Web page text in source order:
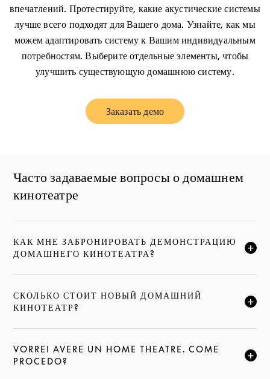
впечатлений. Протестируйте, какие акустические системы
лучше всего подходят для Вашего дома. Узнайте, как мы
можем адаптировать систему к Вашим индивидуальным
потребностям. Выберите отдельные элементы, чтобы
улучшить существующую домашнюю систему.
Заказать демоLink Opens in New Tab
Часто задаваемые вопросы о домашнем
кинотеатре
КАК МНЕ ЗАБРОНИРОВАТЬ ДЕМОНСТРАЦИЮ
ДОМАШНЕГО КИНОТЕАТРА?
НАЖМИТЕ, ЧТОБЫ РАЗВЕРНУТЬ ОПИСАНИЕ И
СКОЛЬКО СТОИТ НОВЫЙ ДОМАШНИЙ
КИНОТЕАТР?
НАЖМИТЕ, ЧТОБЫ РАЗВЕРНУТЬ ОПИСАНИЕ И
VORREI AVERE UN HOME THEATRE. COME
PROCEDO?
НАЖМИТЕ, ЧТОБЫ РАЗВЕРНУТЬ ОПИСАНИЕ И